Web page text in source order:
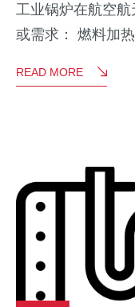
工业锅炉在航空
或需求： 燃料加
READ MORE